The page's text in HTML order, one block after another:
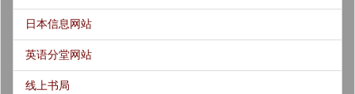
日本信息网站
英语分堂网站
线上书局